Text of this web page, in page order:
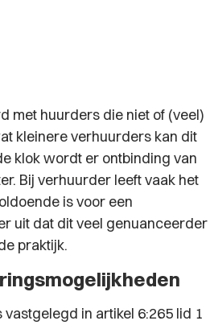
met huurders die niet of (veel)
kleinere verhuurders kan dit
klok wordt er ontbinding van
Bij verhuurder leeft vaak het
is voor een
uit dat dit veel genuanceerder
praktijk.
in artikel 6:265 lid 1